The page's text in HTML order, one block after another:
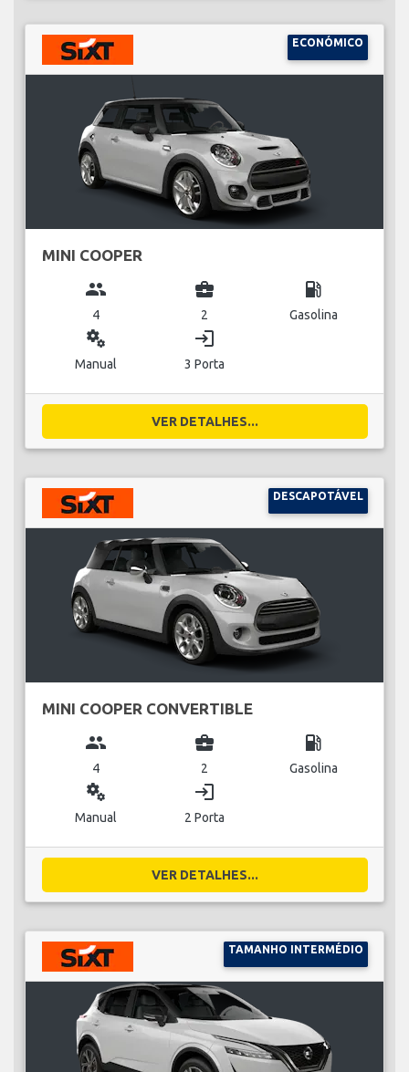
ECONÓMICO
MINI COOPER
group
4
business_center
2
local_gas_station
Gasolina
miscellaneous_services
Manual
login
3 Porta
VER DETALHES...
DESCAPOTÁVEL
MINI COOPER CONVERTIBLE
group
4
business_center
2
local_gas_station
Gasolina
miscellaneous_services
Manual
login
2 Porta
VER DETALHES...
TAMANHO INTERMÉDIO